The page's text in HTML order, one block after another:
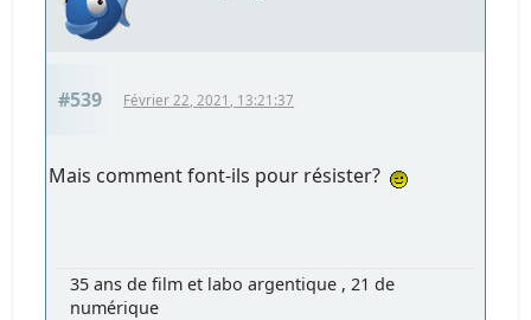
#539 Février 22, 2021, 13:21:37
Mais comment font-ils pour résister?
35 ans de film et labo argentique , 21 de
numérique